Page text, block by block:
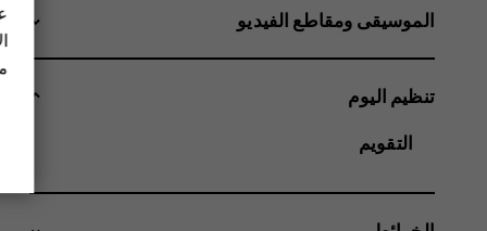
الموسيقى ومقاطع الفيديو
تنظيم اليوم
التقويم